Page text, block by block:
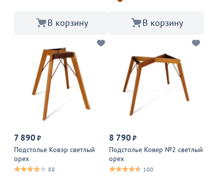
В корзину В корзину
7 890 ₽
Подстолье Ковэр светлый
орех
88
8 790 ₽
Подстолье Ковер №2 светлый
орех
100